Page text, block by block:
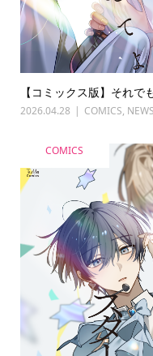
【コミックス版】それ
2026.04.28 COMICS, NEWS
COMICS